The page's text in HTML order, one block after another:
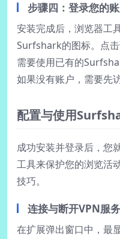
步骤四：登录您的
安装完成后，浏览器工
Surfshark的图标。点
需要使用已有的
如果没有账户，需要先
配置与使用
成功安装并登录后，您
工具来保护您的浏览活
技巧。
连接与断开VPN服
在扩展弹出窗口中，最